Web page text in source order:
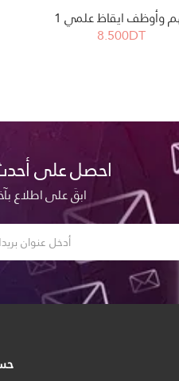
وأوظف ايقاظ علمي 1
8.500DT
احصل على
ابقَ على اطلاع